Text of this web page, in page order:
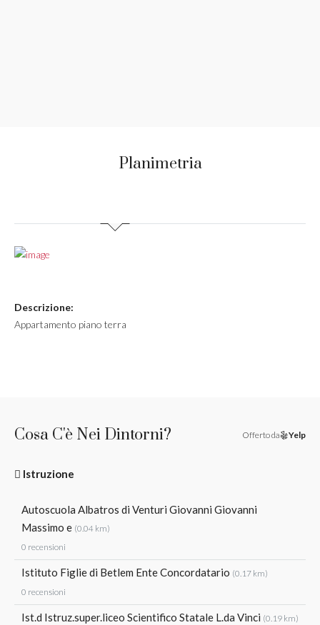
Planimetria
Descrizione:
Appartamento piano terra
Cosa C'è Nei Dintorni? Offerto da Yelp
Istruzione
Autoscuola Albatros di Venturi Giovanni Giovanni
Massimo e (0.04 km)
0 recensioni
Istituto Figlie di Betlem Ente Concordatario (0.17 km)
0 recensioni
Ist.d Istruz.super.liceo Scientifico Statale L.da Vinci (0.19 km)